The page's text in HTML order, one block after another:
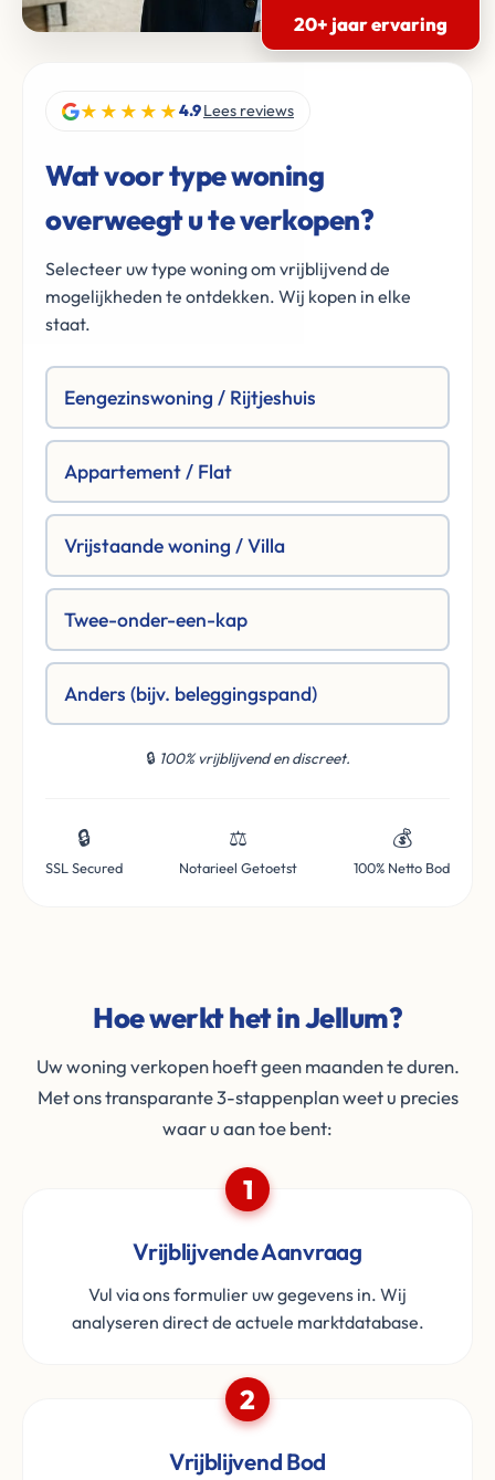
20+ jaar ervaring
★★★★★4.9Lees reviews
Wat voor type woning
overweegt u te verkopen?
Selecteer uw type woning om vrijblijvend de
mogelijkheden te ontdekken. Wij kopen in elke
staat.
Eengezinswoning / Rijtjeshuis
Appartement / Flat
Vrijstaande woning / Villa
Twee-onder-een-kap
Anders (bijv. beleggingspand)
🔒 100% vrijblijvend en discreet.
🔒
SSL Secured
⚖️
Notarieel Getoetst
💰
100% Netto Bod
Hoe werkt het in Jellum?
Uw woning verkopen hoeft geen maanden te duren.
Met ons transparante 3-stappenplan weet u precies
waar u aan toe bent:
1
Vrijblijvende Aanvraag
Vul via ons formulier uw gegevens in. Wij
analyseren direct de actuele marktdatabase.
2
Vrijblijvend Bod